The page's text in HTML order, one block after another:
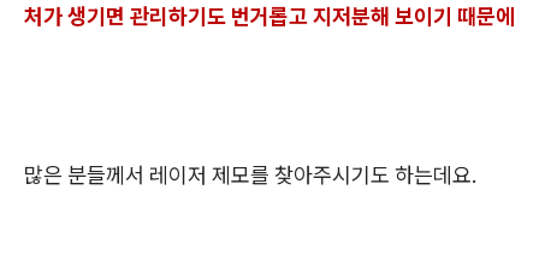
처가 생기면 관리하기도 번거롭고 지저분해 보이기 때문에
많은 분들께서 레이저 제모를 찾아주시기도 하는데요.